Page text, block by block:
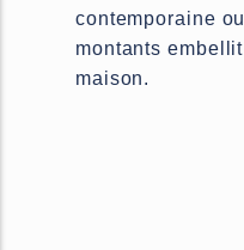
contemporaine
montants
maison.